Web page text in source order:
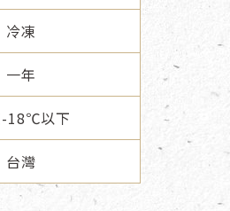
冷凍
一年
-18℃以下
台灣